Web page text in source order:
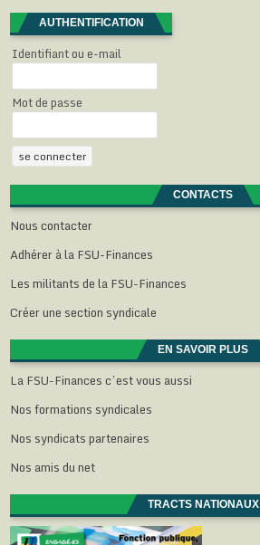
AUTHENTIFICATION
Identifiant ou e-mail
Mot de passe
CONTACTS
Nous contacter
Adhérer à la FSU-Finances
Les militants de la FSU-Finances
Créer une section syndicale
EN SAVOIR PLUS
La FSU-Finances c’est vous aussi
Nos formations syndicales
Nos syndicats partenaires
Nos amis du net
TRACTS NATIONAUX